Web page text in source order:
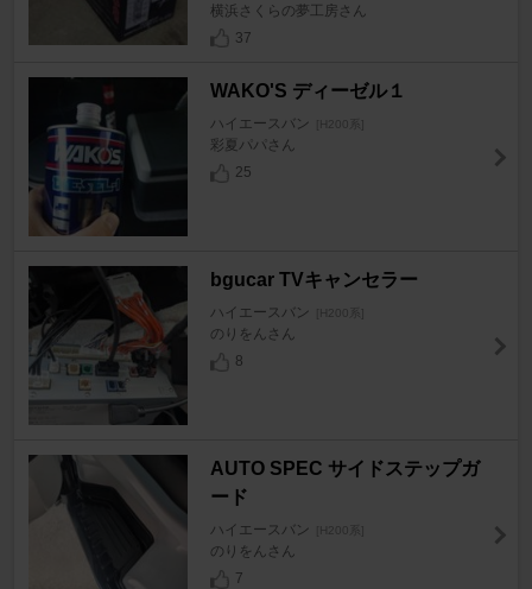
横浜さくらの夢工房さん
37
WAKO'S ディーゼル１
ハイエースバン [H200系]
彩夏パパさん
25
bgucar TVキャンセラー
ハイエースバン [H200系]
のりをんさん
8
AUTO SPEC サイドステップガ
ード
ハイエースバン [H200系]
のりをんさん
7